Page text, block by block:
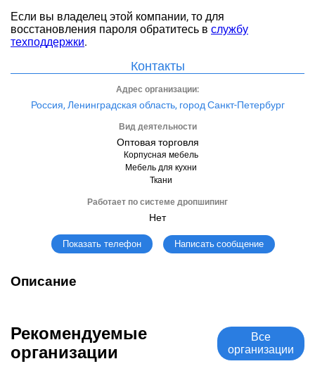
Если вы владелец этой компании, то для
восстановления пароля обратитесь в службу
техподдержки.
Контакты
Адрес организации:
Россия, Ленинградская область, город Санкт-Петербург
Вид деятельности
Оптовая торговля
Корпусная мебель
Мебель для кухни
Ткани
Работает по системе дропшипинг
Нет
Показать телефон Написать сообщение
Описание
Рекомендуемые
организации
Все
организации